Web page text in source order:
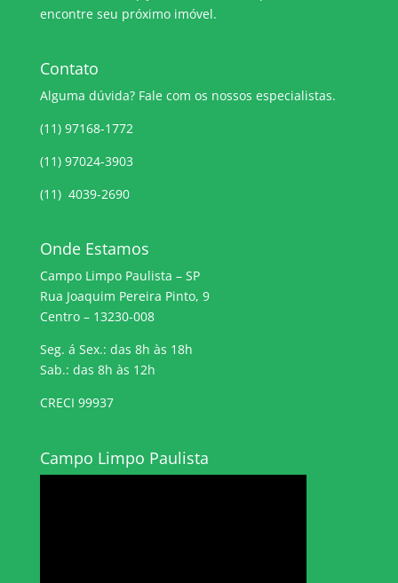
encontre seu próximo imóvel.
Contato
Alguma dúvida? Fale com os nossos especialistas.
(11) 97168-1772
(11) 97024-3903
(11) 4039-2690
Onde Estamos
Campo Limpo Paulista – SP
Rua Joaquim Pereira Pinto, 9
Centro – 13230-008
Seg. á Sex.: das 8h às 18h
Sab.: das 8h às 12h
CRECI 99937
Campo Limpo Paulista